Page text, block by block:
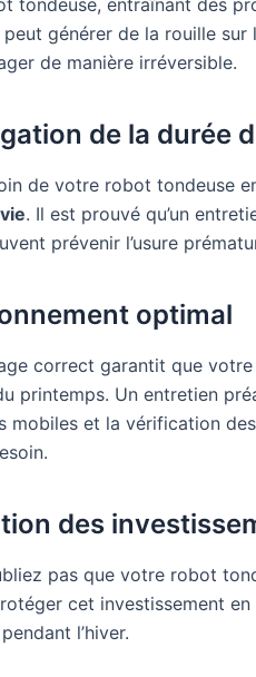
générer de la rouille
de manière irréversible.
de la durée
de votre robot tondeuse
. Il est prouvé qu’un
prévenir l’usure
optimal
correct garantit que
printemps. Un entretien
mobiles et la vérification
des
pas que votre robot
cet investissement
l’hiver.